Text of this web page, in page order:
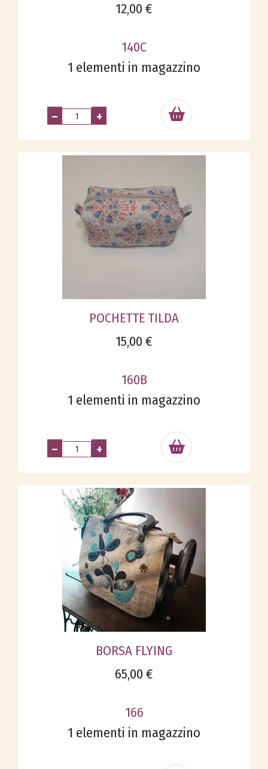
12,00 €
140C
1 elementi in magazzino
– +
POCHETTE TILDA
15,00 €
160B
1 elementi in magazzino
– +
BORSA FLYING
65,00 €
166
1 elementi in magazzino